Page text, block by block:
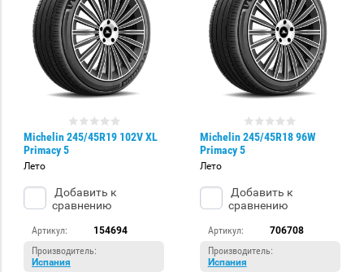
Michelin 245/45R19 102V XL
Primacy 5
Лето
Добавить к
сравнению
Артикул:
154694
Производитель:
Испания
Michelin 245/45R18 96W
Primacy 5
Лето
Добавить к
сравнению
Артикул:
706708
Производитель:
Испания